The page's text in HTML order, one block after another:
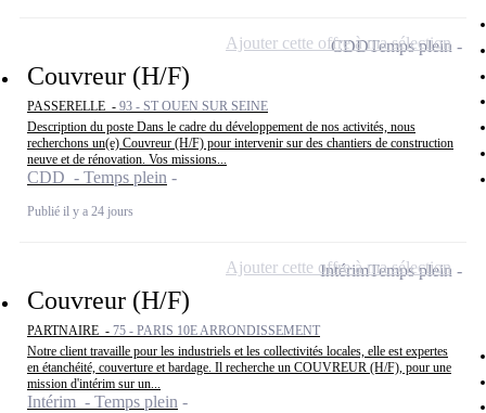
Couvreur (H/F)
PASSERELLE - 93 - ST OUEN SUR SEINE
Description du poste Dans le cadre du développement de nos activités, nous
recherchons un(e) Couvreur (H/F) pour intervenir sur des chantiers de construction
neuve et de rénovation. Vos missions...
CDD - Temps plein
Publié il y a 24 jours
CDDTemps plein
Ajouter cette offre à ma sélection
Couvreur (H/F)
PARTNAIRE - 75 - PARIS 10E ARRONDISSEMENT
Notre client travaille pour les industriels et les collectivités locales, elle est expertes
en étanchéité, couverture et bardage. Il recherche un COUVREUR (H/F), pour une
mission d'intérim sur un...
Intérim - Temps plein
IntérimTemps plein
Ajouter cette offre à ma sélection